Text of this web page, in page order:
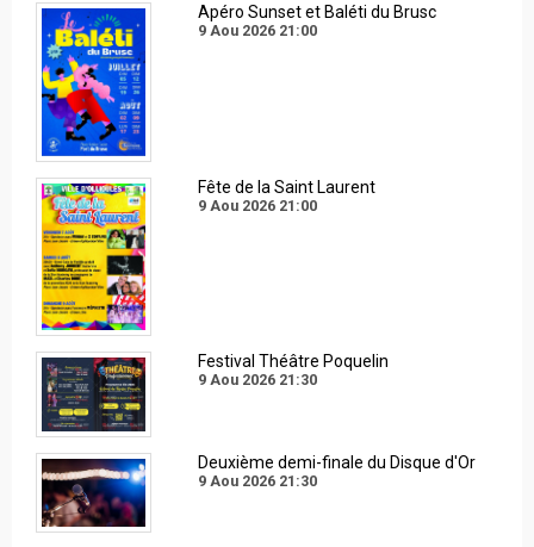
Apéro Sunset et Baléti du Brusc
9 Aou 2026 21:00
Fête de la Saint Laurent
9 Aou 2026 21:00
Festival Théâtre Poquelin
9 Aou 2026 21:30
Deuxième demi-finale du Disque d'Or
9 Aou 2026 21:30